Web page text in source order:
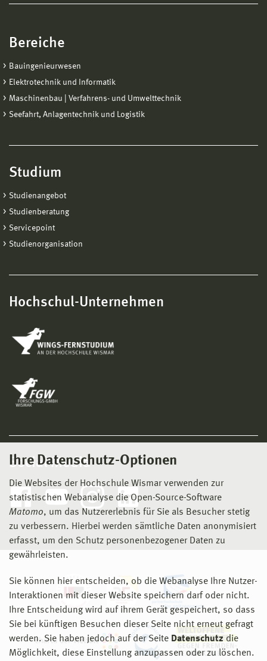
Ihre Datenschutz-Optionen
Die Websites der Hochschule Wismar verwenden zur
statistischen Webanalyse die Open-Source-Software
Matomo, um das Nutzererlebnis für Sie als Besucher stetig
zu verbessern. Hierbei werden sämtliche Daten anonymisiert
erfasst, um den Schutz personenbezogener Daten zu
gewährleisten.
Sie können hier entscheiden, ob die Webanalyse Ihre Nutzer-
Interaktionen mit dieser Website speichern darf oder nicht.
Ihre Entscheidung wird auf ihrem Gerät gespeichert, so dass
Sie bei künftigen Besuchen dieser Seite nicht erneut gefragt
werden. Sie haben jedoch auf der Seite Datenschutz die
Möglichkeit, diese Einstellung anzupassen oder zu löschen.
Bereiche
Bauingenieurwesen
Elektrotechnik und Informatik
Maschinenbau | Verfahrens- und Umwelttechnik
Seefahrt, Anlagentechnik und Logistik
Studium
Studienangebot
Studienberatung
Servicepoint
Studienorganisation
Hochschul-Unternehmen
Social Media